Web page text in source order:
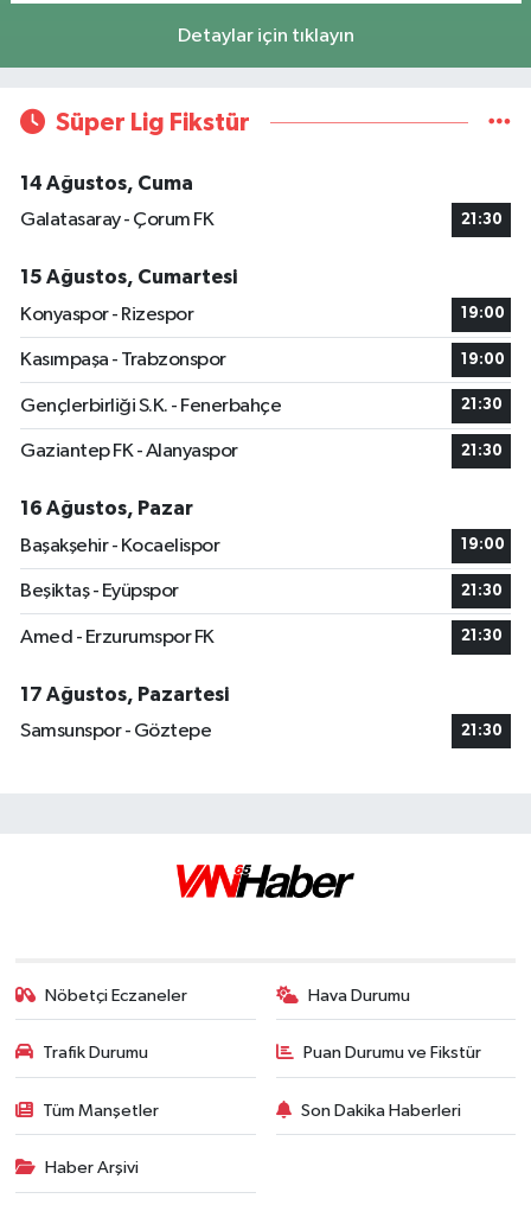
Detaylar için tıklayın
Süper Lig Fikstür
14 Ağustos, Cuma
Galatasaray - Çorum FK
21:30
15 Ağustos, Cumartesi
Konyaspor - Rizespor
19:00
Kasımpaşa - Trabzonspor 19:00
Gençlerbirliği S.K. - Fenerbahçe 21:30
Gaziantep FK - Alanyaspor 21:30
16 Ağustos, Pazar
Başakşehir - Kocaelispor
19:00
Beşiktaş - Eyüpspor 21:30
Amed - Erzurumspor FK 21:30
17 Ağustos, Pazartesi
Samsunspor - Göztepe
21:30
Nöbetçi Eczaneler Hava Durumu
Trafik Durumu Puan Durumu ve Fikstür
Tüm Manşetler Son Dakika Haberleri
Haber Arşivi